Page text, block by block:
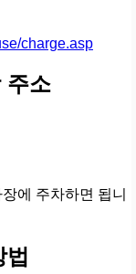
charge.asp
주소
에 주차하면 됩니